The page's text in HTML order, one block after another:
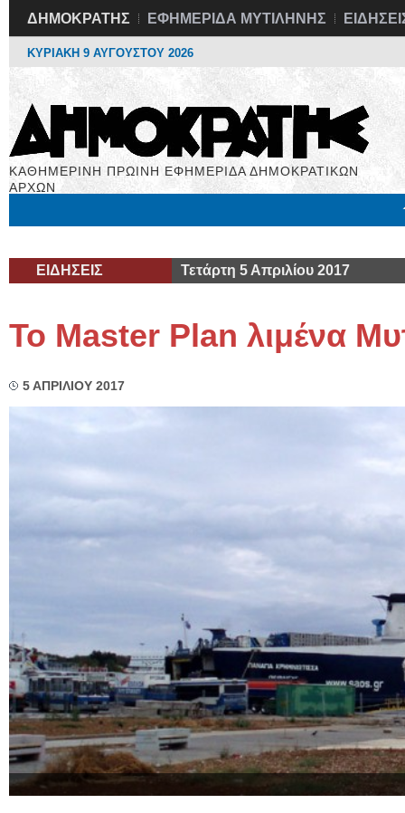
ΔΗΜΟΚΡΑΤΗΣ ΕΦΗΜΕΡΙΔΑ ΜΥΤΙΛΗΝΗΣ
ΚΥΡΙΑΚΗ 9 ΑΥΓΟΥΣΤΟΥ 2026
ΚΑΘΗΜΕΡΙΝΗ ΠΡΩΙΝΗ ΕΦΗΜΕΡΙΔΑ ΔΗΜΟΚΡΑΤΙΚΩΝ
ΑΡΧΩΝ
ΕΙΔΗΣΕΙΣ Τετάρτη 5 Απριλίου 2017
Το Master Plan λιμένα
5 ΑΠΡΙΛΙΟΥ 2017